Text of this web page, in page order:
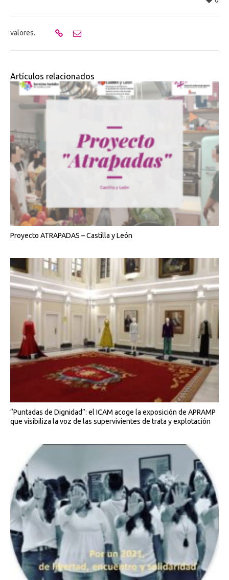
valores.
Artículos relacionados
Proyecto ATRAPADAS – Castilla y León
“Puntadas de Dignidad”: el ICAM acoge la exposición de APRAMP
que visibiliza la voz de las supervivientes de trata y explotación